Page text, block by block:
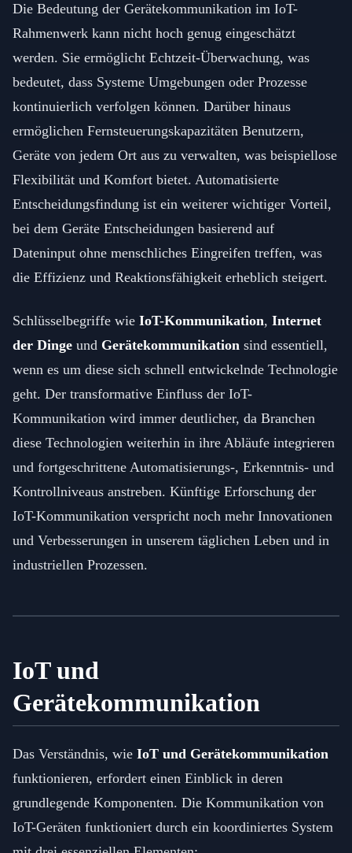
Die Bedeutung der Gerätekommunikation im IoT-
Rahmenwerk kann nicht hoch genug eingeschätzt
werden. Sie ermöglicht Echtzeit-Überwachung, was
bedeutet, dass Systeme Umgebungen oder Prozesse
kontinuierlich verfolgen können. Darüber hinaus
ermöglichen Fernsteuerungskapazitäten Benutzern,
Geräte von jedem Ort aus zu verwalten, was beispiellose
Flexibilität und Komfort bietet. Automatisierte
Entscheidungsfindung ist ein weiterer wichtiger Vorteil,
bei dem Geräte Entscheidungen basierend auf
Dateninput ohne menschliches Eingreifen treffen, was
die Effizienz und Reaktionsfähigkeit erheblich steigert.
Schlüsselbegriffe wie IoT-Kommunikation, Internet
der Dinge und Gerätekommunikation sind essentiell,
wenn es um diese sich schnell entwickelnde Technologie
geht. Der transformative Einfluss der IoT-
Kommunikation wird immer deutlicher, da Branchen
diese Technologien weiterhin in ihre Abläufe integrieren
und fortgeschrittene Automatisierungs-, Erkenntnis- und
Kontrollniveaus anstreben. Künftige Erforschung der
IoT-Kommunikation verspricht noch mehr Innovationen
und Verbesserungen in unserem täglichen Leben und in
industriellen Prozessen.
IoT und
Gerätekommunikation
Das Verständnis, wie IoT und Gerätekommunikation
funktionieren, erfordert einen Einblick in deren
grundlegende Komponenten. Die Kommunikation von
IoT-Geräten funktioniert durch ein koordiniertes System